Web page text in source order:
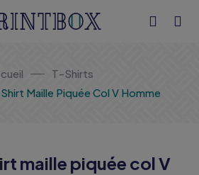
T-Shirts
Maille Piquée Col V Homme
maille piquée col V